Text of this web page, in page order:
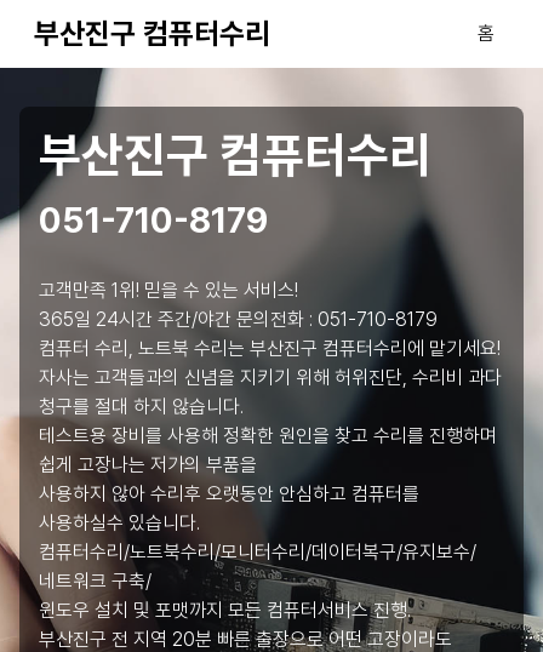
부산진구 컴퓨터수리 홈
부산진구 컴퓨터수리
051-710-8179
고객만족 1위! 믿을 수 있는 서비스!
365일 24시간 주간/야간 문의전화 : 051-710-8179
컴퓨터 수리, 노트북 수리는 부산진구 컴퓨터수리에 맡기세요!
자사는 고객들과의 신념을 지키기 위해 허위진단, 수리비 과다
청구를 절대 하지 않습니다.
테스트용 장비를 사용해 정확한 원인을 찾고 수리를 진행하며
쉽게 고장나는 저가의 부품을
사용하지 않아 수리후 오랫동안 안심하고 컴퓨터를
사용하실수 있습니다.
컴퓨터수리/노트북수리/모니터수리/데이터복구/유지보수/
네트워크 구축/
윈도우 설치 및 포맷까지 모든 컴퓨터서비스 진행.
부산진구 전 지역 20분 빠른 출장으로 어떤 고장이라도